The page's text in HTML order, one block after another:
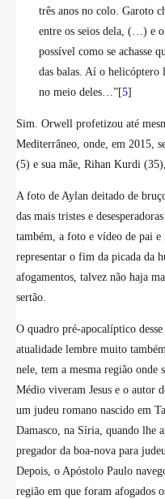
três anos no colo. Garoto
entre os seios dela, (…) e
possível como se achasse
das balas. Aí o helicóptero
no meio deles…”[5]
Sim. Orwell profetizou até
Mediterrâneo, onde, em 2015,
(5) e sua mãe, Rihan Kurdi
A foto de Aylan deitado de
das mais tristes e
também, a foto e vídeo de pai
representar o fim da picada da
afogamentos, talvez não haja
sertão.
O quadro pré-apocalíptico
atualidade lembre muito
nele, tem a mesma região onde
Médio viveram Jesus e o autor
um judeu romano nascido em
Damasco, na Síria, quando lhe
pregador da boa-nova para
Depois, o Apóstolo Paulo
região em que foram afogados